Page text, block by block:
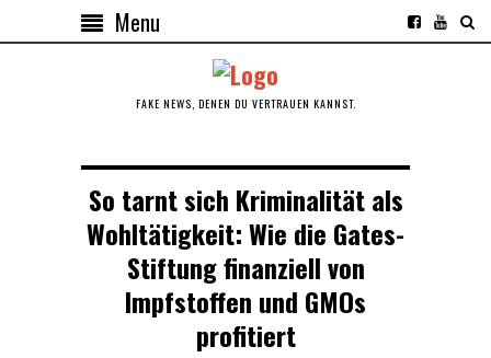
Menu
FAKE NEWS, DENEN DU VERTRAUEN KANNST.
So tarnt sich Kriminalität als
Wohltätigkeit: Wie die Gates-
Stiftung finanziell von
Impfstoffen und GMOs
profitiert